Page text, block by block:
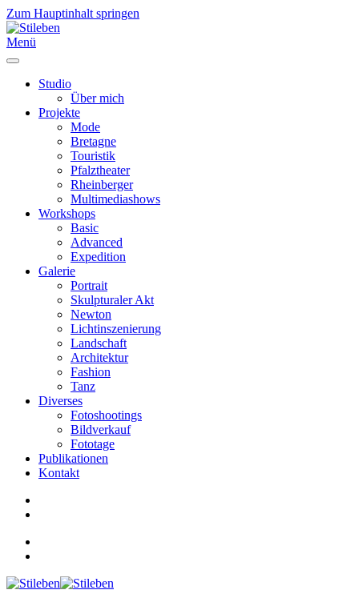
Zum Hauptinhalt springen
Menü
Studio
Über mich
Projekte
Mode
Bretagne
Touristik
Pfalztheater
Rheinberger
Multimediashows
Workshops
Basic
Advanced
Expedition
Galerie
Portrait
Skulpturaler Akt
Newton
Lichtinszenierung
Landschaft
Architektur
Fashion
Tanz
Diverses
Fotoshootings
Bildverkauf
Fototage
Publikationen
Kontakt